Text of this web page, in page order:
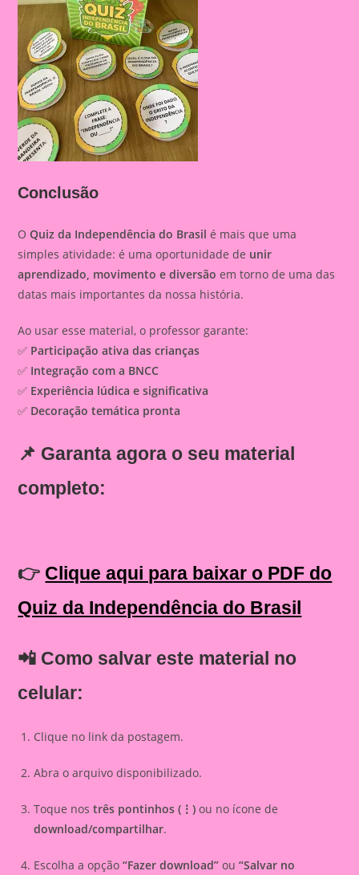
Conclusão
OQuiz da Independência do Brasil é mais que uma
simples atividade: é uma oportunidade de unir
aprendizado, movimento e diversão em torno de uma das
datas mais importantes da nossa história.
Ao usar esse material, o professor garante:
✅ Participação ativa das crianças
✅ Integração com a BNCC
✅ Experiência lúdica e significativa
✅ Decoração temática pronta
📌 Garanta agora o seu material
completo:
👉 Clique aqui para baixar o PDF do
Quiz da Independência do Brasil
📲 Como salvar este material no
celular:
Clique no link da postagem.
Abra o arquivo disponibilizado.
Toque nostrês pontinhos (⋮) ou no ícone de
download/compartilhar.
Escolha a opção“Fazer download” ou“Salvar no